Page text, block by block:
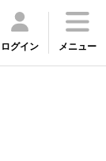
ログイン メニュー